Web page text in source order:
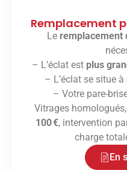
Remplacement
Le remplacement
– L’éclat est plus
– L’éclat se situe à
– Votre pare-
Vitrages homologués,
100 €, intervention
charge
En